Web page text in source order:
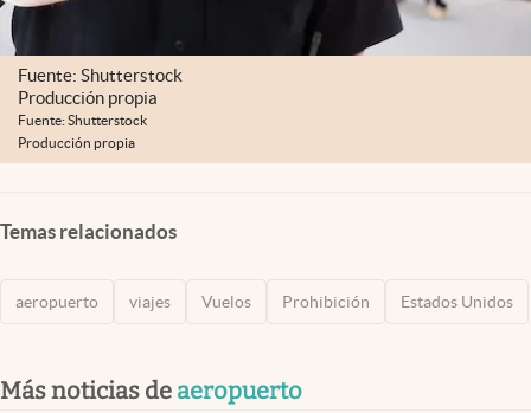
Fuente: Shutterstock
Producción propia
Fuente: Shutterstock
Producción propia
Temas relacionados
aeropuerto viajes Vuelos Prohibición Estados Unidos
Más noticias de aeropuerto